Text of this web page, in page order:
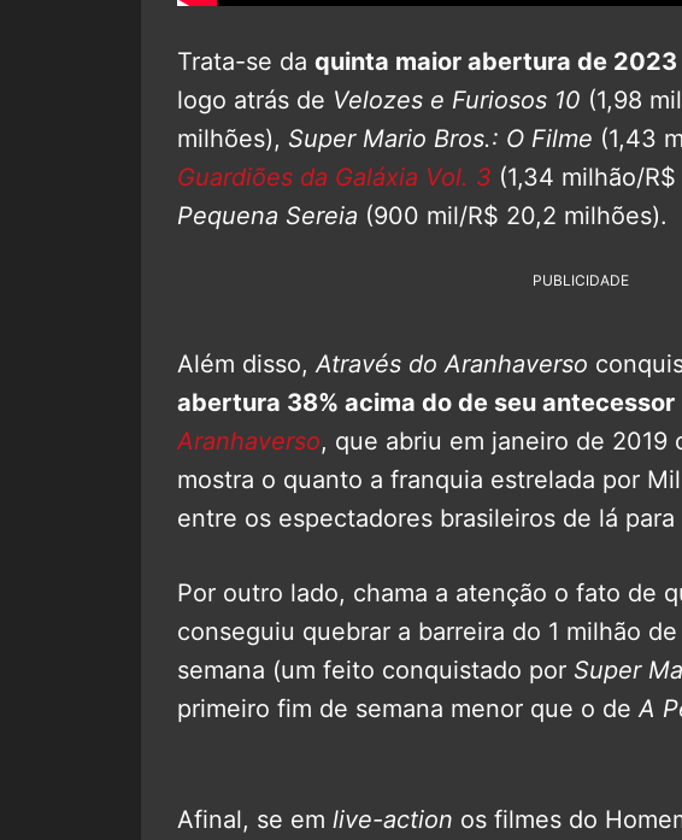
Trata-se da quinta maior abertura de
logo atrás de Velozes e Furiosos 10 (1,98
milhões), Super Mario Bros.: O Filme (1,43
Guardiões da Galáxia Vol. 3 (1,34 milhão/
Pequena Sereia (900 mil/R$ 20,2 milhões).
PUBLICIDADE
Além disso, Através do Aranhaverso
abertura 38% acima do de seu antecessor
Aranhaverso, que abriu em janeiro de 2019
mostra o quanto a franquia estrelada por
entre os espectadores brasileiros de lá para
Por outro lado, chama a atenção o fato de
conseguiu quebrar a barreira do 1 milhão
semana (um feito conquistado por Super
primeiro fim de semana menor que o de A
Afinal, se em live-action os filmes do